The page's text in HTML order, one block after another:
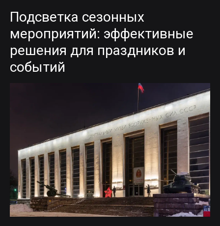
Подсветка сезонных
мероприятий: эффективные
решения для праздников и
событий